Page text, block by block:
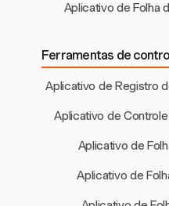
Aplicativo de Folha
Ferramentas de
Aplicativo de Registro
Aplicativo de
Aplicativo de
Aplicativo de